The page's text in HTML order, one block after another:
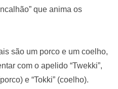
que anima os
são um porco e um coelho,
com o apelido “Twekki”,
e “Tokki” (coelho).